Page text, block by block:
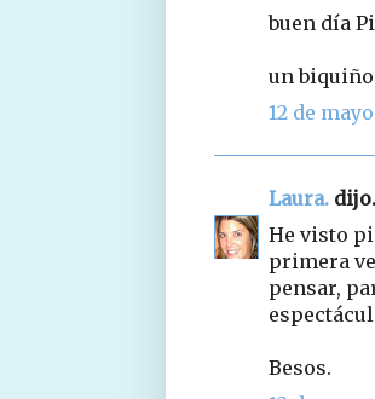
buen día
un biquiño
12 de
Laura.
He visto
primera
pensar,
Besos.